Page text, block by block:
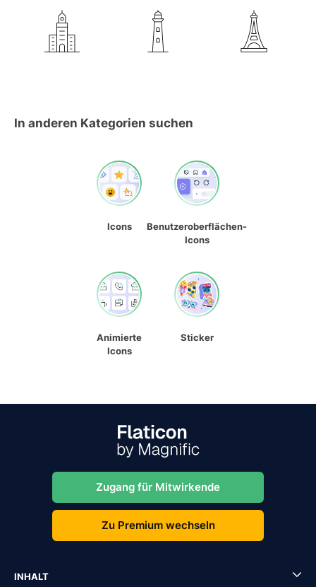
In anderen Kategorien suchen
Icons
Benutzeroberflächen-
Icons
Animierte
Icons
Sticker
Zugang für Mitwirkende
Zu Premium wechseln
INHALT